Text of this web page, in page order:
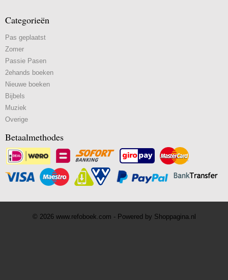
Categorieën
Pas geplaatst
Zomer
Passie Pasen
2ehands boeken
Nieuwe boeken
Bijbels
Muziek
Overige
Betaalmethodes
© 2026 www.refoboek.com - Powered by Shoppagina.nl